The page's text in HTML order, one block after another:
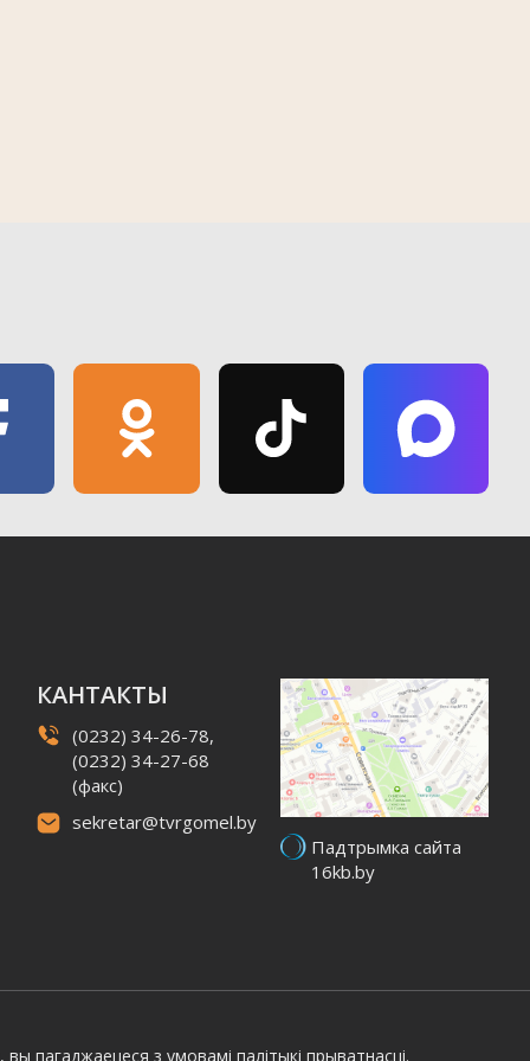
2026
03.08.2026
КАНТАКТЫ
(0232) 34-26-78,
(0232) 34-27-68
(факс)
sekretar@tvrgomel.by
Падтрымка сайта
16kb.by
пагаджаецеся з умовамі палітыкі прыватнасці.